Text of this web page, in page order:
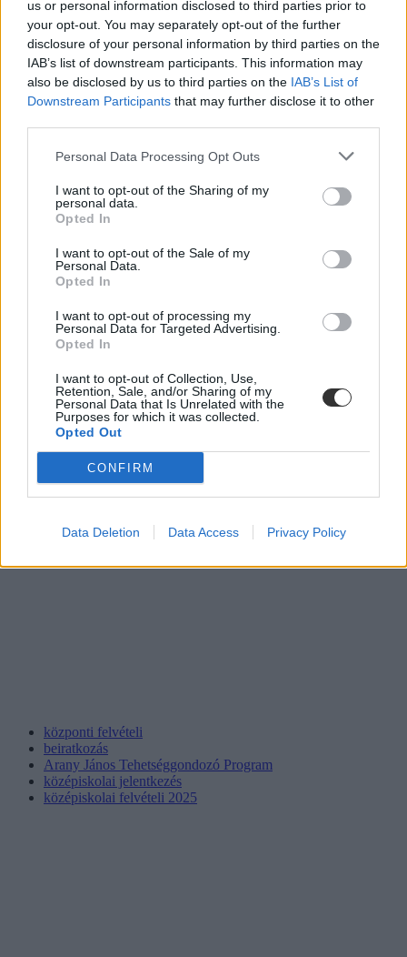
us or personal information disclosed to third parties prior to
your opt-out. You may separately opt-out of the further
disclosure of your personal information by third parties on the
IAB’s list of downstream participants. This information may
also be disclosed by us to third parties on the IAB’s List of
Downstream Participants that may further disclose it to other
Personal Data Processing Opt Outs
I want to opt-out of the Sharing of my
personal data.
Opted In
I want to opt-out of the Sale of my
Personal Data.
Opted In
I want to opt-out of processing my
Personal Data for Targeted Advertising.
Opted In
I want to opt-out of Collection, Use,
Retention, Sale, and/or Sharing of my
Personal Data that Is Unrelated with the
Purposes for which it was collected.
Opted Out
CONFIRM
Data Deletion Data Access Privacy Policy
központi felvételi
beiratkozás
Arany János Tehetséggondozó Program
középiskolai jelentkezés
középiskolai felvételi 2025